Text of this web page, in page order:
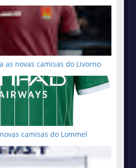
as novas camisas do Livorno
camisas do Lommel